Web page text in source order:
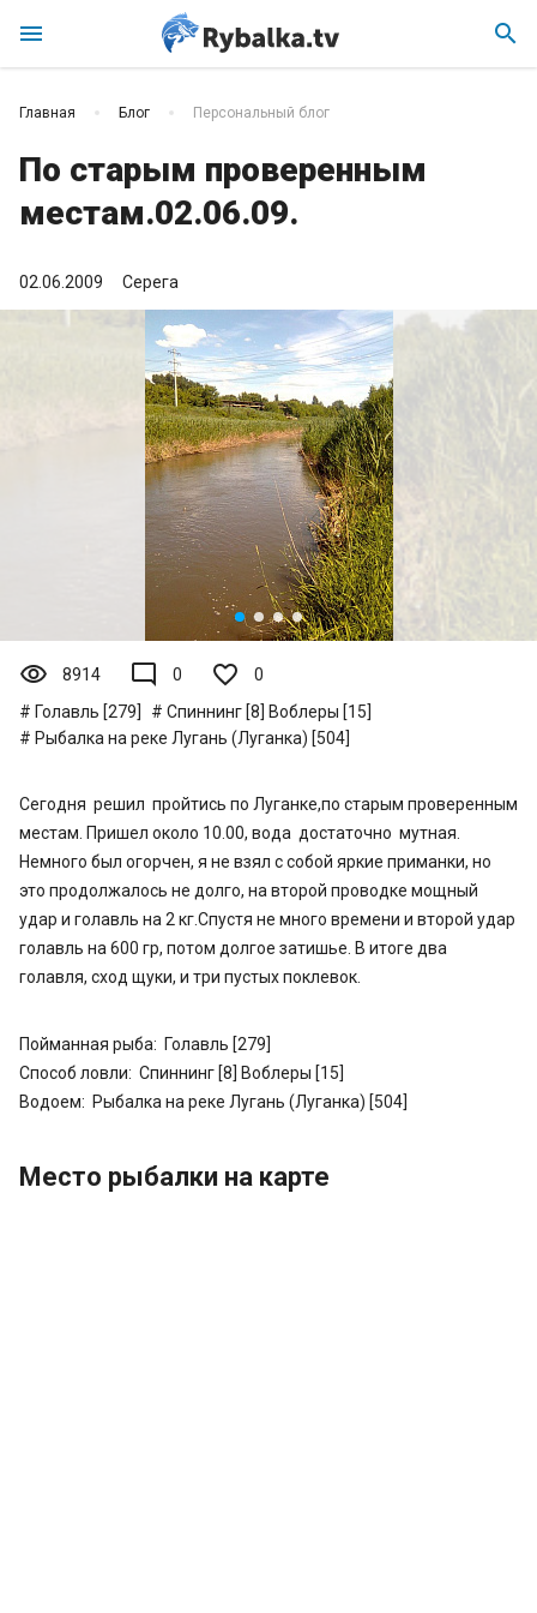
menu search
Главная Блог Персональный блог
По старым проверенным
местам.02.06.09.
02.06.2009 Серега
visibility 8914 mode_comment 0
0
Голавль [279]
Спиннинг [8] Воблеры [15]
Рыбалка на реке Лугань (Луганка) [504]
Сегодня решил пройтись по Луганке,по старым проверенным
местам. Пришел около 10.00, вода достаточно мутная.
Немного был огорчен, я не взял с собой яркие приманки, но
это продолжалось не долго, на второй проводке мощный
удар и голавль на 2 кг.Спустя не много времени и второй удар
голавль на 600 гр, потом долгое затишье. В итоге два
голавля, сход щуки, и три пустых поклевок.
Пойманная рыба: Голавль [279]
Способ ловли: Спиннинг [8] Воблеры [15]
Водоем: Рыбалка на реке Лугань (Луганка) [504]
Место рыбалки на карте